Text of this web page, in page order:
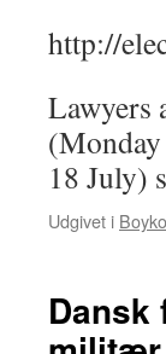
http://
Lawyers
(Monday
18 July)
Udgivet i